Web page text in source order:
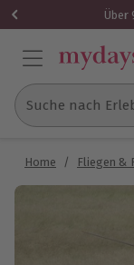
Über
Suche nach
Home / Fliegen &